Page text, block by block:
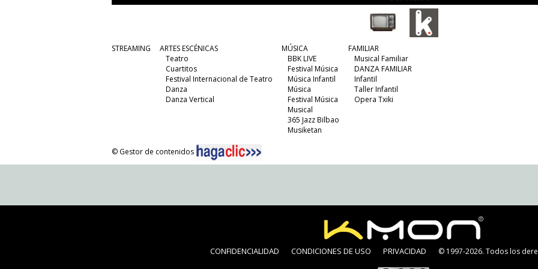
STREAMING
ARTES ESCÉNICAS
Teatro
Cuartitos
Festival Internacional de Teatro
Danza
Danza Vertical
MÚSICA
BBK LIVE
Festival Música
Música Infantil
Música
Festival Música
Musical
365 Jazz Bilbao
Musiketan
FAMILIAR
Musical Familiar
DANZA FAMILIAR
Infantil
Taller Infantil
Opera Txiki
© Gestor de contenidos
CONFIDENCIALIDAD CONDICIONES DE USO PRIVACIDAD © 1997-2026. Todos los